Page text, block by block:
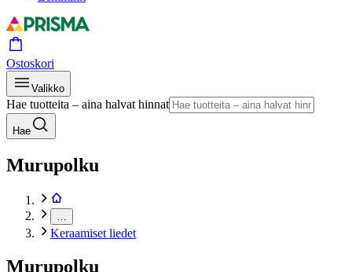
Ostoskori
Valikko
Hae tuotteita – aina halvat hinnat
Hae
Murupolku
Keraamiset liedet
Murupolku